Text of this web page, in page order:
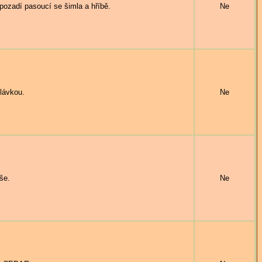
pasoucí se šimla a hříbě. Ne
Ne
Ne